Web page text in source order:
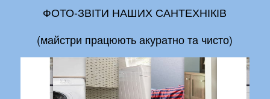
ФОТО-ЗВІТИ НАШИХ САНТЕХНІКІВ
(майстри працюють акуратно та чисто)